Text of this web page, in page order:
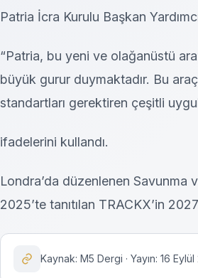
Patria İcra Kurulu Başkan
“Patria, bu yeni ve olağanüstü
büyük gurur duymaktadır. Bu
standartları gerektiren çeşitli
ifadelerini kullandı.
Londra’da düzenlenen Savunma
2025’te tanıtılan TRACKX’in
Kaynak: M5 Dergi · Yayın: 16